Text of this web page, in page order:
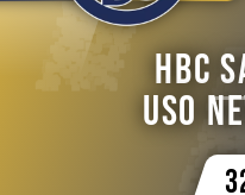
HBC
USO